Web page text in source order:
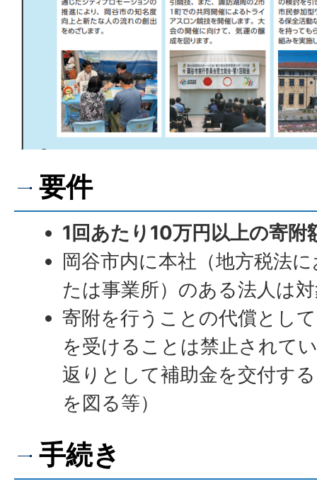
要件
1回あたり10万円以上の寄附
岡谷市内に本社（地方税法
たは事業所）のある法人は
寄附を行うことの代償とし
を受けることは禁止されて
返りとして補助金を交付す
を図る等）
手続き